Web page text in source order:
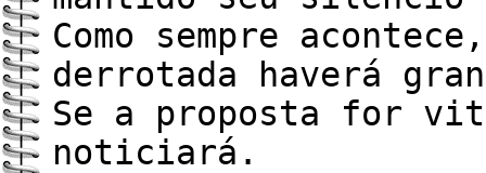
Como sempre
derrotada haverá
Se a proposta for
noticiará.